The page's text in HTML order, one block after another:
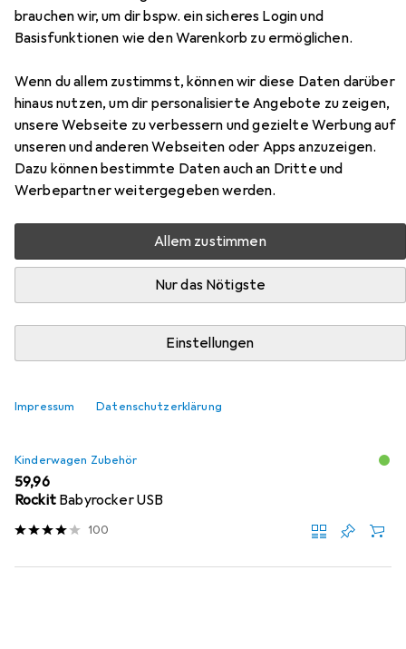
brauchen wir, um dir bspw. ein sicheres Login und
Basisfunktionen wie den Warenkorb zu ermöglichen.
Wenn du allem zustimmst, können wir diese Daten darüber
hinaus nutzen, um dir personalisierte Angebote zu zeigen,
unsere Webseite zu verbessern und gezielte Werbung auf
unseren und anderen Webseiten oder Apps anzuzeigen.
Dazu können bestimmte Daten auch an Dritte und
Werbepartner weitergegeben werden.
Allem zustimmen
Nur das Nötigste
Einstellungen
Impressum Datenschutzerklärung
0 Monate - 3 Jahre
Zubehör für Chipolino
Kinderwagen Elite 3 in 1
Hier findest du passendes Zubehör zum Produkt Chipolino
Zubehör und Kinderwagenspielzeug.
Kinderwagen Zubehör Kinderwagenspielzeug
Kinderwagen Zubehör
EUR
59,96
Rockit Babyrocker USB
100